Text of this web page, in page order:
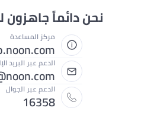
نحن دائماً
مركز المساعدة
الدعم عبر البريد
الدعم عبر الجوال
16358